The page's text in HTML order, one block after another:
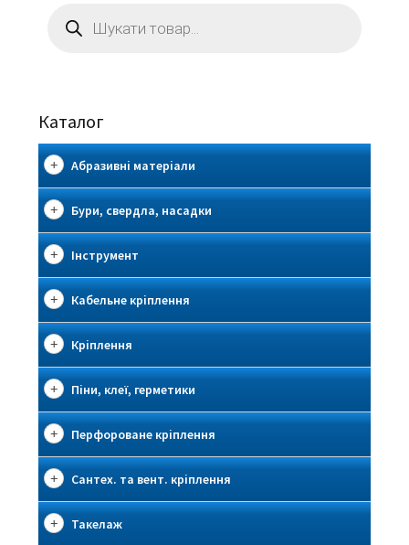
товарів
Каталог
Абразивні матеріали
Бури, свердла, насадки
Інструмент
Кабельне кріплення
Кріплення
Піни, клеї, герметики
Перфороване кріплення
Сантех. та вент. кріплення
Такелаж